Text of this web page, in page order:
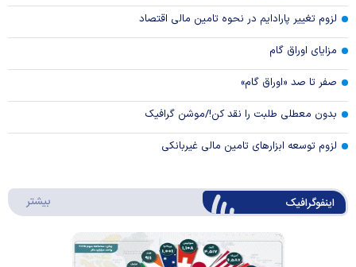
لزوم تغییر پارادایم در نحوه تامین مالی اقتصاد
مزایای اوراق گام
صفر تا صد «اوراق گام»
بدون معطلی طلبت را نقد کن!/موشن گرافیک
لزوم توسعه ابزارهای تامین مالی غیربانکی
اینفوگرافیک بیشتر